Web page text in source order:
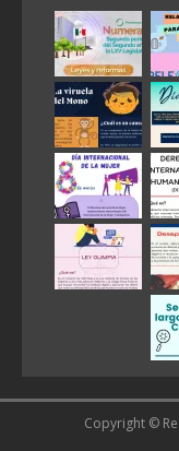
Copyright ©